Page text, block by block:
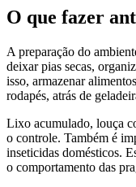
O que fazer
A preparação do
deixar pias secas,
isso, armazenar
rodapés, atrás de
Lixo acumulado, louça
o controle. Também é
inseticidas domésticos.
o comportamento das